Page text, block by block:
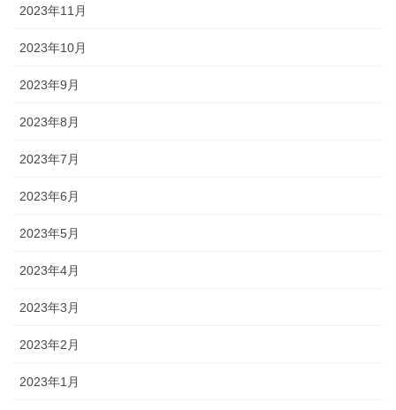
2023年11月
2023年10月
2023年9月
2023年8月
2023年7月
2023年6月
2023年5月
2023年4月
2023年3月
2023年2月
2023年1月